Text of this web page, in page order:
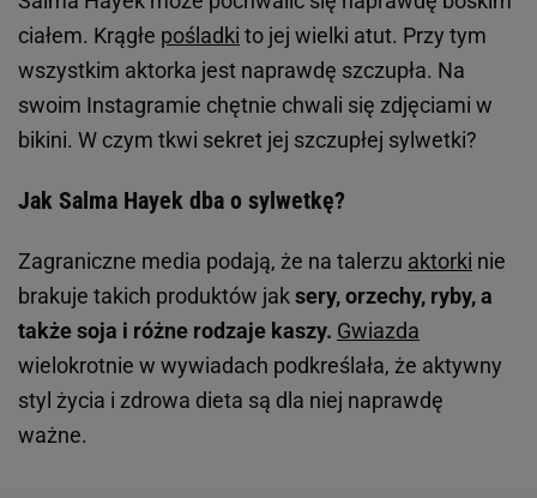
ciałem. Krągłe pośladki to jej wielki atut. Przy tym
wszystkim aktorka jest naprawdę szczupła. Na
swoim Instagramie chętnie chwali się zdjęciami w
bikini. W czym tkwi sekret jej szczupłej sylwetki?
Jak Salma Hayek dba o sylwetkę?
Zagraniczne media podają, że na talerzu aktorki nie
brakuje takich produktów jaksery, orzechy, ryby, a
także soja i różne rodzaje kaszy. Gwiazda
wielokrotnie w wywiadach podkreślała, że aktywny
styl życia i zdrowa dieta są dla niej naprawdę
ważne.